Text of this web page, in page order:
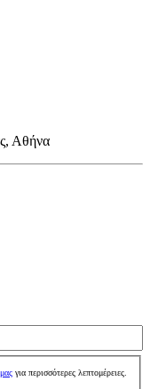
Αθήνα
για περισσότερες λεπτομέρειες.